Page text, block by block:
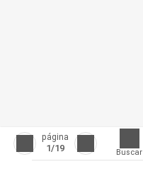
página
1/19 Buscar